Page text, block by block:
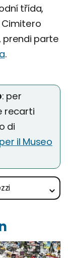
třída,
Cimitero
prendi parte
.
: per
recarti
di
il Museo